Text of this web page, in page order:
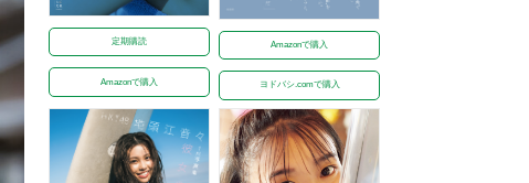
定期購読
Amazonで購入
Amazonで購入
ヨドバシ.comで購入